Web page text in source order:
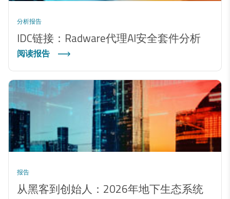
分析报告
IDC链接：Radware代理AI安全套件分析
阅读报告
报告
从黑客到创始人：2026年地下生态系统